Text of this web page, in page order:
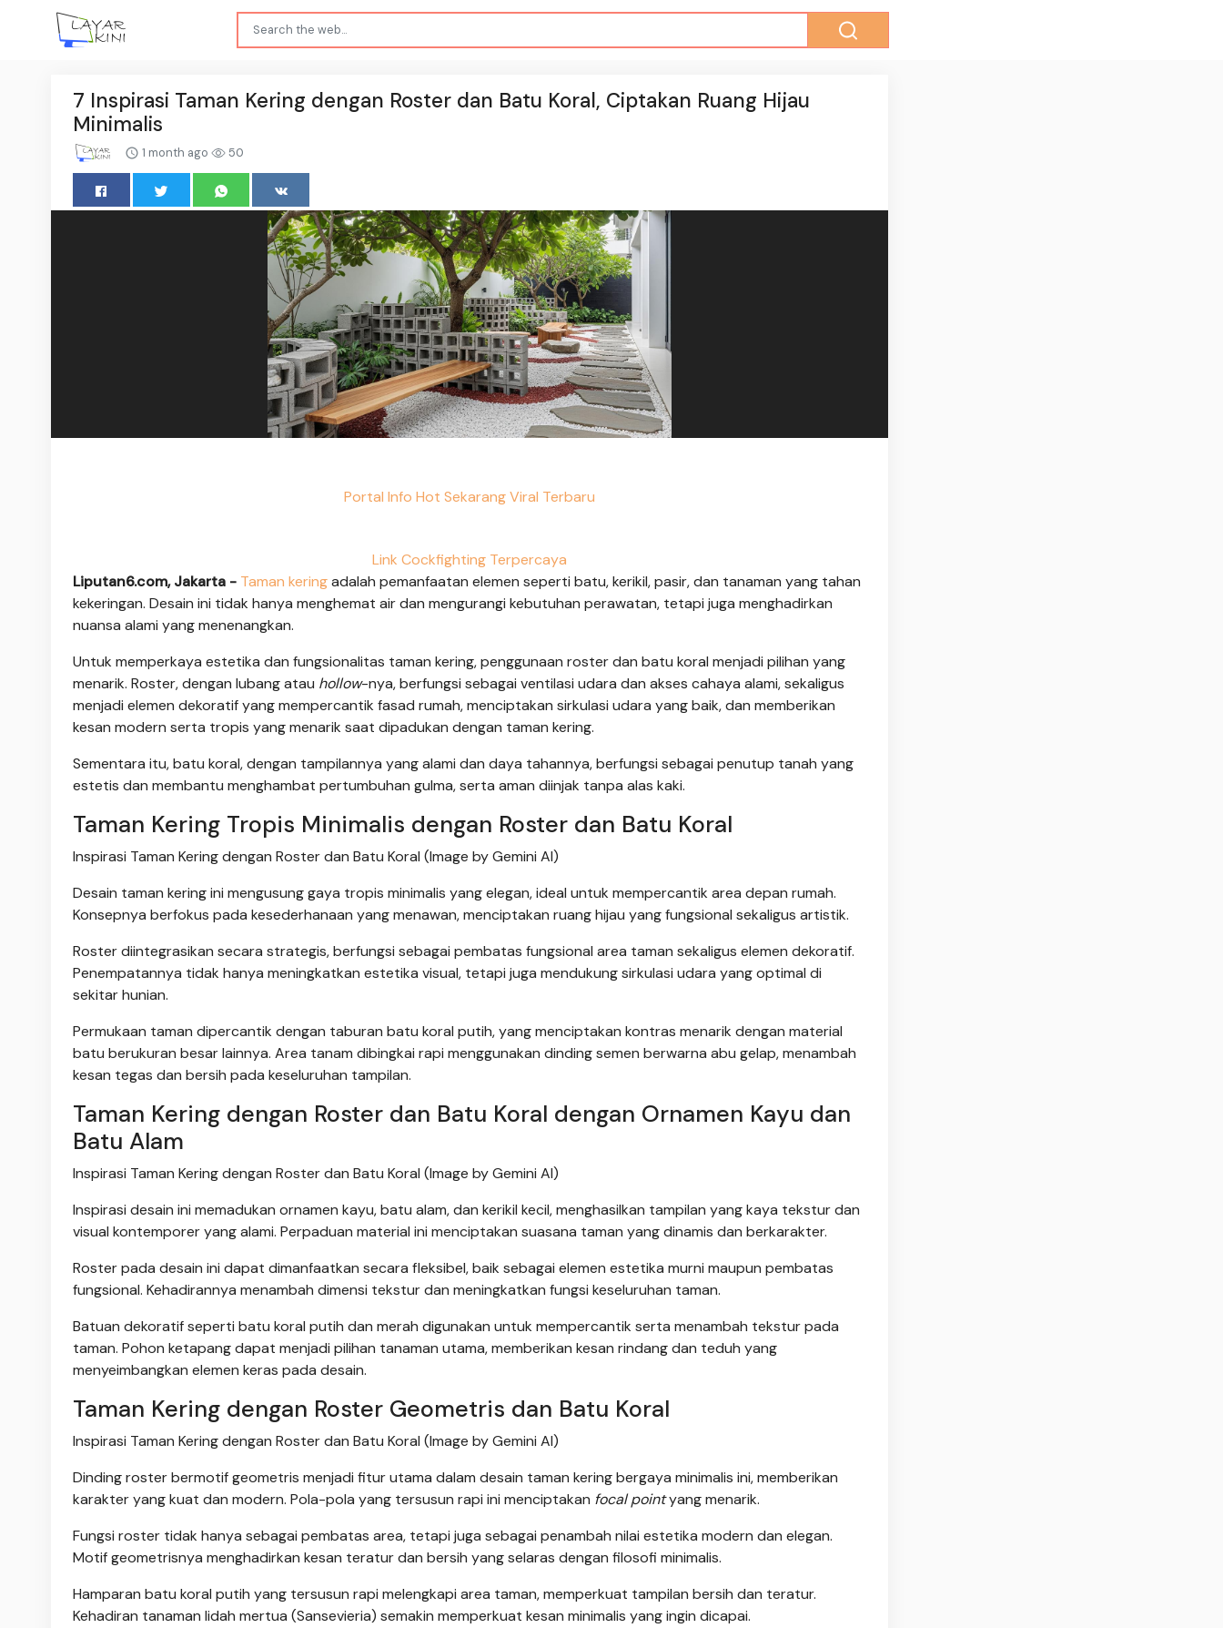
7 Inspirasi Taman Kering dengan Roster dan Batu Koral, Ciptakan Ruang Hijau
Minimalis
1 month ago 50
Portal Info Hot Sekarang Viral Terbaru
Link Cockfighting Terpercaya
Liputan6.com, Jakarta - Taman keringadalah pemanfaatan elemen seperti batu, kerikil, pasir, dan tanaman yang tahan
kekeringan. Desain ini tidak hanya menghemat air dan mengurangi kebutuhan perawatan, tetapi juga menghadirkan
nuansa alami yang menenangkan.
Untuk memperkaya estetika dan fungsionalitas taman kering, penggunaan roster dan batu koral menjadi pilihan yang
menarik. Roster, dengan lubang atau hollow-nya, berfungsi sebagai ventilasi udara dan akses cahaya alami, sekaligus
menjadi elemen dekoratif yang mempercantik fasad rumah, menciptakan sirkulasi udara yang baik, dan memberikan
kesan modern serta tropis yang menarik saat dipadukan dengan taman kering.
Sementara itu, batu koral, dengan tampilannya yang alami dan daya tahannya, berfungsi sebagai penutup tanah yang
estetis dan membantu menghambat pertumbuhan gulma, serta aman diinjak tanpa alas kaki.
Taman Kering Tropis Minimalis dengan Roster dan Batu Koral
Inspirasi Taman Kering dengan Roster dan Batu Koral (Image by Gemini AI)
Desain taman kering ini mengusung gaya tropis minimalis yang elegan, ideal untuk mempercantik area depan rumah.
Konsepnya berfokus pada kesederhanaan yang menawan, menciptakan ruang hijau yang fungsional sekaligus artistik.
Roster diintegrasikan secara strategis, berfungsi sebagai pembatas fungsional area taman sekaligus elemen dekoratif.
Penempatannya tidak hanya meningkatkan estetika visual, tetapi juga mendukung sirkulasi udara yang optimal di
sekitar hunian.
Permukaan taman dipercantik dengan taburan batu koral putih, yang menciptakan kontras menarik dengan material
batu berukuran besar lainnya. Area tanam dibingkai rapi menggunakan dinding semen berwarna abu gelap, menambah
kesan tegas dan bersih pada keseluruhan tampilan.
Taman Kering dengan Roster dan Batu Koral dengan Ornamen Kayu dan
Batu Alam
Inspirasi Taman Kering dengan Roster dan Batu Koral (Image by Gemini AI)
Inspirasi desain ini memadukan ornamen kayu, batu alam, dan kerikil kecil, menghasilkan tampilan yang kaya tekstur dan
visual kontemporer yang alami. Perpaduan material ini menciptakan suasana taman yang dinamis dan berkarakter.
Roster pada desain ini dapat dimanfaatkan secara fleksibel, baik sebagai elemen estetika murni maupun pembatas
fungsional. Kehadirannya menambah dimensi tekstur dan meningkatkan fungsi keseluruhan taman.
Batuan dekoratif seperti batu koral putih dan merah digunakan untuk mempercantik serta menambah tekstur pada
taman. Pohon ketapang dapat menjadi pilihan tanaman utama, memberikan kesan rindang dan teduh yang
menyeimbangkan elemen keras pada desain.
Taman Kering dengan Roster Geometris dan Batu Koral
Inspirasi Taman Kering dengan Roster dan Batu Koral (Image by Gemini AI)
Dinding roster bermotif geometris menjadi fitur utama dalam desain taman kering bergaya minimalis ini, memberikan
karakter yang kuat dan modern. Pola-pola yang tersusun rapi ini menciptakan focal pointyang menarik.
Fungsi roster tidak hanya sebagai pembatas area, tetapi juga sebagai penambah nilai estetika modern dan elegan.
Motif geometrisnya menghadirkan kesan teratur dan bersih yang selaras dengan filosofi minimalis.
Hamparan batu koral putih yang tersusun rapi melengkapi area taman, memperkuat tampilan bersih dan teratur.
Kehadiran tanaman lidah mertua (Sansevieria) semakin memperkuat kesan minimalis yang ingin dicapai.